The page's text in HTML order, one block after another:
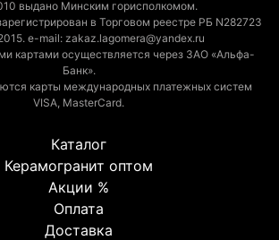
выдано Минским горисполкомом.
в Торговом реестре РБ N282723
e-mail: zakaz.lagomera@yandex.ru
картами осуществляется через ЗАО «Альфа-
Банк».
карты международных платежных систем
VISA, MasterCard.
Каталог
Керамогранит оптом
Акции %
Оплата
Доставка